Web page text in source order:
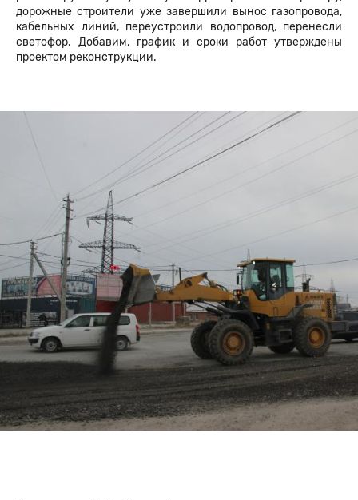
дорожные строители уже завершили вынос газопровода,
кабельных линий, переустроили водопровод, перенесли
светофор. Добавим, график и сроки работ утверждены
проектом реконструкции.